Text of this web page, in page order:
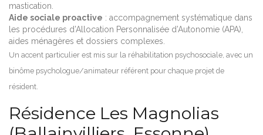
mastication.
Aide sociale proactive : accompagnement systématique dans
les procédures d’Allocation Personnalisée d’Autonomie (APA),
aides ménagères et dossiers complexes.
Un accent particulier est mis sur la réhabilitation psychosociale, avec un
binôme psychologue/animateur référent pour chaque projet de
résident.
Résidence Les Magnolias